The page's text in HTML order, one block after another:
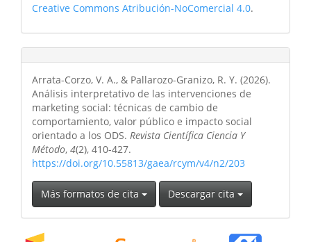
Creative Commons Atribución-NoComercial 4.0.
Arrata-Corzo, V. A., & Pallarozo-Granizo, R. Y. (2026).
Análisis interpretativo de las intervenciones de
marketing social: técnicas de cambio de
comportamiento, valor público e impacto social
orientado a los ODS. Revista Científica Ciencia Y
Método, 4(2), 410-427.
https://doi.org/10.55813/gaea/rcym/v4/n2/203
Más formatos de cita Descargar cita